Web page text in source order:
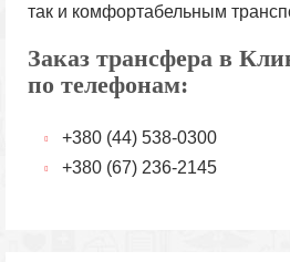
так и комфортабельным
Заказ трансфера в
по телефонам:
+380 (44) 538-0300
+380 (67) 236-2145